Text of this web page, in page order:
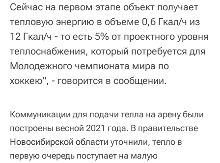
Сейчас на первом этапе объект получает
тепловую энергию в объеме 0,6 Гкал/ч из
12 Гкал/ч - то есть 5% от проектного уровня
теплоснабжения, который потребуется для
Молодежного чемпионата мира по
хоккею", - говорится в сообщении.
Коммуникации для подачи тепла на арену были
построены весной 2021 года. В правительстве
Новосибирской области уточнили, тепло в
первую очередь поступает на малую